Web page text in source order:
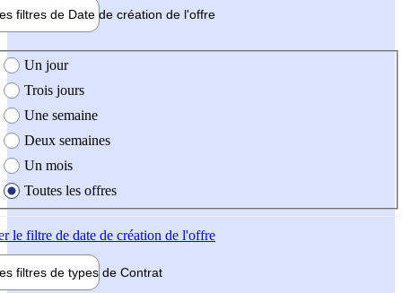
filtres de Date de création de l'offre
création de l'offre
Un jour
Trois jours
Une semaine
Deux semaines
Un mois
Toutes les offres
le filtre de date de création de l'offre
filtres de types de Contrat